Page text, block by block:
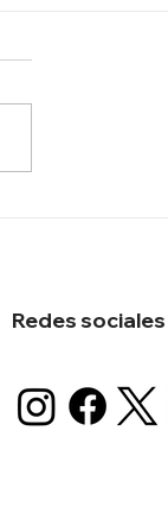
Redes sociales